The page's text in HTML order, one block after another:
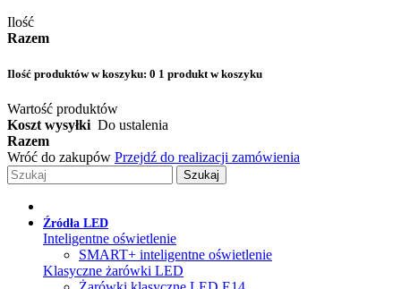
Ilość
Razem
Ilość produktów w koszyku: 0 1 produkt w koszyku
Wartość produktów
Koszt wysyłki Do ustalenia
Razem
Wróć do zakupów Przejdź do realizacji zamówienia
Szukaj
Źródła LED
Inteligentne oświetlenie
SMART+ inteligentne oświetlenie
Klasyczne żarówki LED